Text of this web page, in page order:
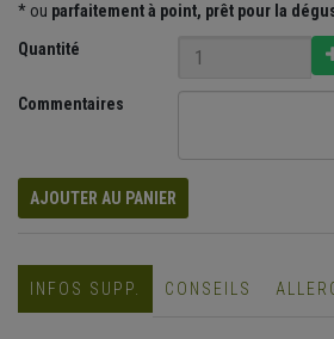
* ou parfaitementà point, prêt pour la
Quantité
Commentaires
AJOUTER AU PANIER
INFOS SUPP. CONSEILS